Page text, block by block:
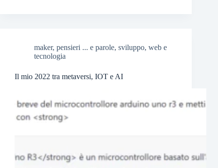
maker, pensieri ... e parole, sviluppo, web e
tecnologia
Il mio 2022 tra metaversi, IOT e AI